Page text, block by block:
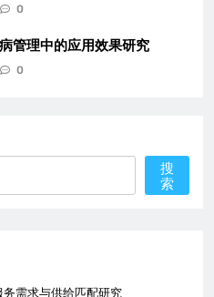
0
管理中的应用效果研究
0
搜
索
需求与供给匹配研究